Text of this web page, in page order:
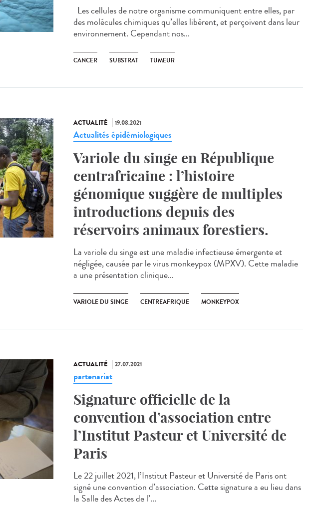
Les cellules de notre organisme communiquent entre elles, par
des molécules chimiques qu’elles libèrent, et perçoivent dans leur
environnement. Cependant nos...
CANCER SUBSTRAT TUMEUR
ACTUALITÉ 19.08.2021
Actualités épidémiologiques
Variole du singe en République
centrafricaine : l’histoire
génomique suggère de multiples
introductions depuis des
réservoirs animaux forestiers.
La variole du singe est une maladie infectieuse émergente et
négligée, causée par le virus monkeypox (MPXV). Cette maladie
a une présentation clinique...
VARIOLE DU SINGE CENTREAFRIQUE MONKEYPOX
ACTUALITÉ 27.07.2021
partenariat
Signature officielle de la
convention d’association entre
l’Institut Pasteur et Université de
Paris
Le 22 juillet 2021, l’Institut Pasteur et Université de Paris ont
signé une convention d’association. Cette signature a eu lieu dans
la Salle des Actes de l’...